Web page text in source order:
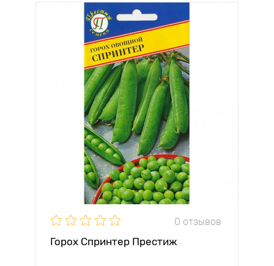
0 отзывов
Горох Спринтер Престиж